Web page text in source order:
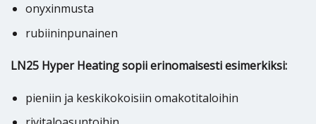
onyxinmusta
rubiininpunainen
LN25 Hyper Heating sopii erinomaisesti esimerkiksi:
pieniin ja keskikokoisiin omakotitaloihin